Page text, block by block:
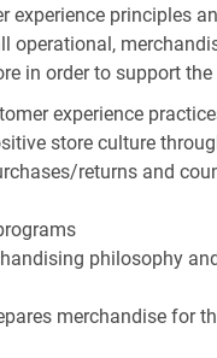
experience principles
operational,
in order to support
experience
store culture
returns and
philosophy
merchandise for